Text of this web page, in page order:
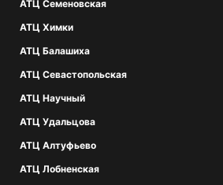
АТЦ Семеновская
АТЦ Химки
АТЦ Балашиха
АТЦ Севастопольская
АТЦ Научный
АТЦ Удальцова
АТЦ Алтуфьево
АТЦ Лобненская